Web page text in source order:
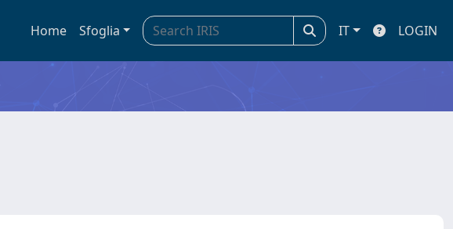
Home Sfoglia IT LOGIN